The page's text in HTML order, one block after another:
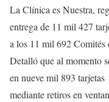
La Clínica es Nuestra,
entrega de 11 mil 427
a los 11 mil 692 Comités
Detalló que al momento
en nueve mil 893 tarjetas
mediante retiros en